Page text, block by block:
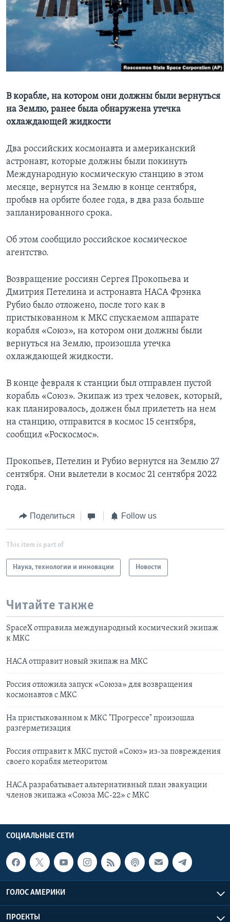
Learning English
СОЦИАЛЬНЫЕ СЕТИ
Языки
В корабле, на котором они должны были вернуться
на Землю, ранее была обнаружена утечка
охлаждающей жидкости
Два российских космонавта и американский
астронавт, которые должны были покинуть
Международную космическую станцию в этом
месяце, вернутся на Землю в конце сентября,
пробыв на орбите более года, в два раза больше
запланированного срока.
Об этом сообщило российское космическое
агентство.
Возвращение россиян Сергея Прокопьева и
Дмитрия Петелина и астронавта НАСА Фрэнка
Рубио было отложено, после того как в
пристыкованном к МКС спускаемом аппарате
корабля «Союз», на котором они должны были
вернуться на Землю, произошла утечка
охлаждающей жидкости.
В конце февраля к станции был отправлен пустой
корабль «Союз». Экипаж из трех человек, который,
как планировалось, должен был прилететь на нем
на станцию, отправится в космос 15 сентября,
сообщил «Роскосмос».
Прокопьев, Петелин и Рубио вернутся на Землю 27
сентября. Они вылетели в космос 21 сентября 2022
года.
Поделиться Follow us
This item is part of
Наука, технологии и инновации Новости
Читайте также
SpaceX отправила международный космический экипаж
к МКС
НАСА отправит новый экипаж на МКС
Россия отложила запуск «Союза» для возвращения
космонавтов с МКС
На пристыкованном к МКС "Прогрессе" произошла
разгерметизация
Россия отправит к МКС пустой «Союз» из-за повреждения
своего корабля метеоритом
НАСА разрабатывает альтернативный план эвакуации
членов экипажа «Союза МС-22» с МКС
СОЦИАЛЬНЫЕ СЕТИ
ГОЛОС АМЕРИКИ
ПРОЕКТЫ